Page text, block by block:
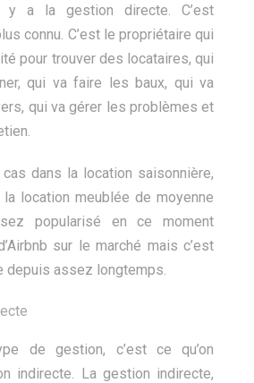
y a la gestion directe. C’est
connu. C’est le propriétaire qui
pour trouver des locataires, qui
qui va faire les baux, qui va
qui va gérer les problèmes et
dans la location saisonnière,
location meublée de moyenne
popularisé en ce moment
sur le marché mais c’est
depuis assez longtemps.
de gestion, c’est ce qu’on
indirecte. La gestion indirecte,